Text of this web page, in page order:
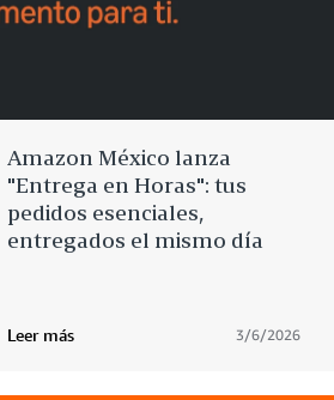
Amazon México lanza
"Entrega en Horas": tus
pedidos esenciales,
entregados el mismo día
Leer más 3/6/2026